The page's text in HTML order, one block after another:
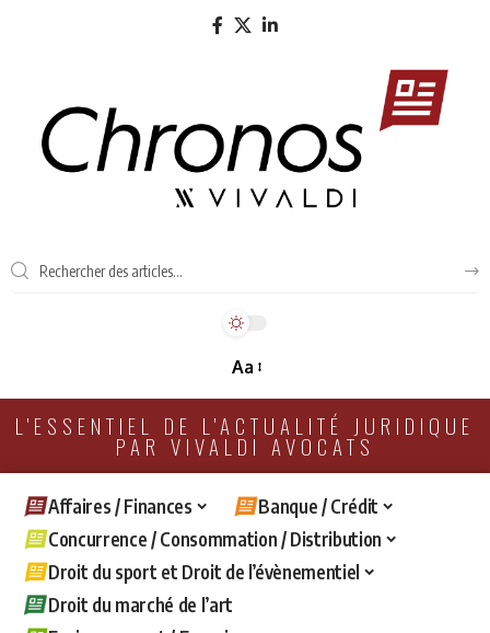
Aa
L'ESSENTIEL DE L'ACTUALITÉ JURIDIQUE
PAR VIVALDI AVOCATS
Affaires / Finances
Banque / Crédit
Concurrence / Consommation / Distribution
Droit du sport et Droit de l’évènementiel
Droit du marché de l’art